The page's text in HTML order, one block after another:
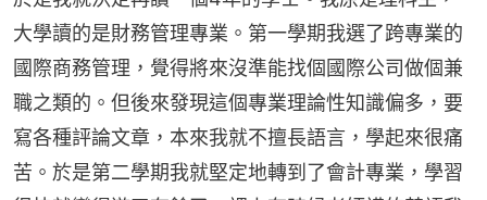
大學讀的是財務管理專業。第一學期我選了跨專業的
國際商務管理，覺得將來沒準能找個國際公司做個兼
職之類的。但後來發現這個專業理論性知識偏多，要
寫各種評論文章，本來我就不擅長語言，學起來很痛
苦。於是第二學期我就堅定地轉到了會計專業，學習